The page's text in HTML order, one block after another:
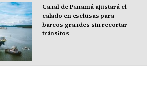
Canal de Panamá ajustará el
calado en esclusas para
barcos grandes sin recortar
tránsitos